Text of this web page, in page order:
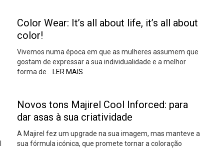
Color Wear: It’s all about life, it’s all about
color!
Vivemos numa época em que as mulheres assumem que
gostam de expressar a sua individualidade e a melhor
forma de…
LER MAIS
Novos tons Majirel Cool Inforced: para
dar asas à sua criatividade
A Majirel fez um upgrade na sua imagem, mas manteve a
sua fórmula icónica, que promete tornar a coloração